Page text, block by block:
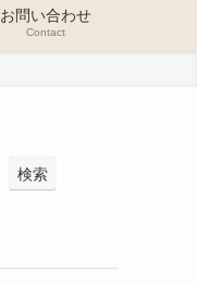
お問い合わせ
Contact
検索